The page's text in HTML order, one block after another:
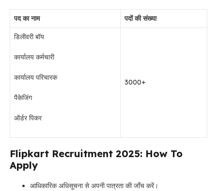
पद का नाम पदों की संख्या
डिलीवरी बॉय
कार्यालय कर्मचारी
कार्यालय परिचारक
पैकेजिंग
ऑर्डर पिकर
3000+
Flipkart Recruitment 2025: How To
Apply
आधिकारिक अधिसूचना से अपनी पात्रता की जाँच करें।